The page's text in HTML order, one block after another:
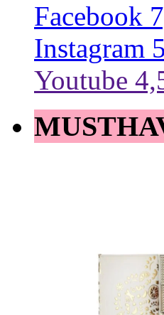
Facebook
Instagram
Youtube